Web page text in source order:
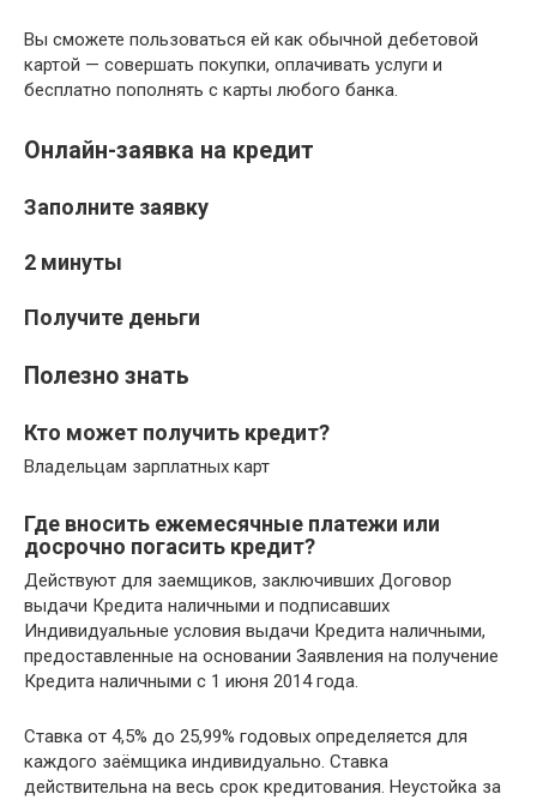
Вы сможете пользоваться ей как обычной дебетовой
картой — совершать покупки, оплачивать услуги и
бесплатно пополнять с карты любого банка.
Онлайн-заявка на кредит
Заполните заявку
2 минуты
Получите деньги
Полезно знать
Кто может получить кредит?
Владельцам зарплатных карт
Где вносить ежемесячные платежи или
досрочно погасить кредит?
Действуют для заемщиков, заключивших Договор
выдачи Кредита наличными и подписавших
Индивидуальные условия выдачи Кредита наличными,
предоставленные на основании Заявления на получение
Кредита наличными с 1 июня 2014 года.
Ставка от 4,5% до 25,99% годовых определяется для
каждого заёмщика индивидуально. Ставка
действительна на весь срок кредитования. Неустойка за